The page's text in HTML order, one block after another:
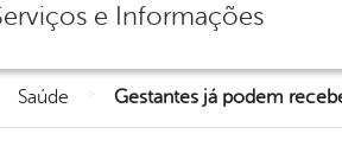
menu principal de navegação
e Informações
aqui:
Saúde